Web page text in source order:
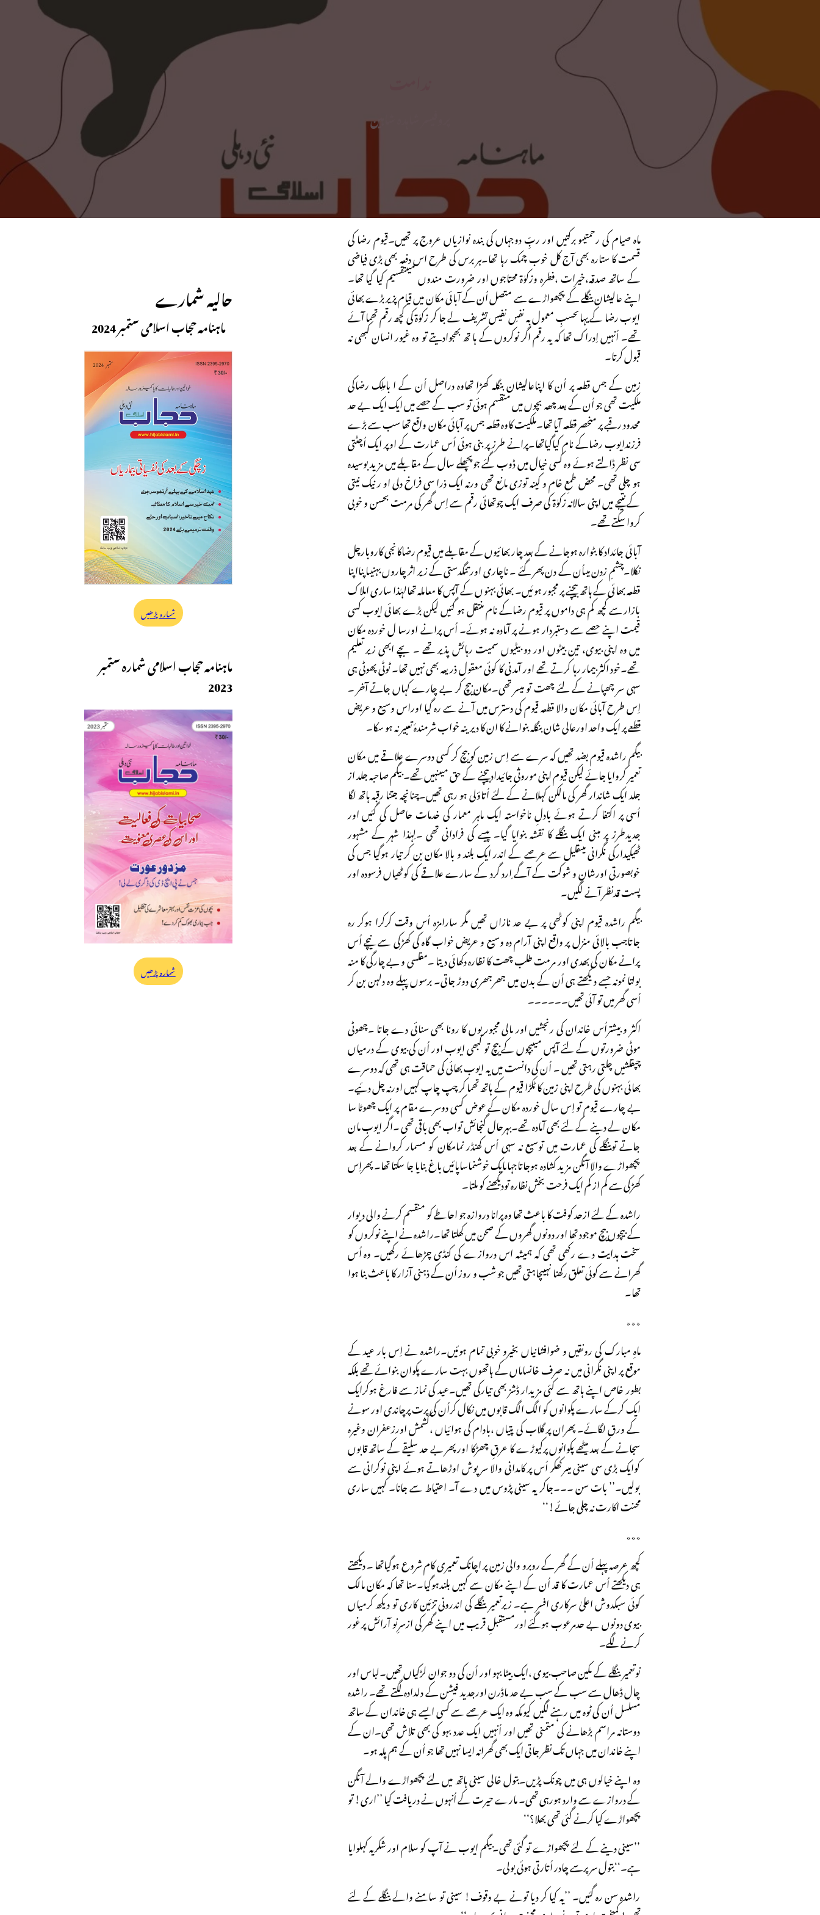
پروفیسر شاہدہ شاہین
ماہ صیام کی رحمتیںو برکتیں اور ربِّ دوجہاں کی بندہ نوازیاں عروج پر تھیں۔قیوم رضا کی
قسمت کا ستارہ بھی آج کل خوب چمک رہا تھا۔ہر برس کی طرح اس دفعہ بھی بڑی فیاضی
کے ساتھ صدقہ،خیرات ،فطرہ وزکوٰۃ محتاجوں اور ضرورت مندوں میںتقسیم کیا گیا تھا۔
اپنے عالیشان بنگلے کے پچھواڑے سے متصل اُن کے آبائی مکان میں قیام پزیر بڑے بھائی
ایوب رضا کے یہاںحسبِ معمول بہ نفسِ نفیس تشریف لے جا کر زکوٰۃ کی کچھ رقم تھما آئے
تھے۔ اُنہیں اِدراک تھا کہ یہ رقم اگر نوکروں کے ہا تھ بھجوادیتے تو وہ غیور انسان کبھی نہ
قبول کرتا۔
زمین کے جس قطعہ پر اُن کا اپناعالیشان بنگلہ کھڑا تھاوہ دراصل اُن کے ا باملِک رضاکی
ملکیت تھی جو اُن کے بعد چھہ بچوں میں منقسم ہوئی تو سب کے حصے میں ایک ایک بے حد
محدود رقبے پر منحصر قطعہ آیا تھا۔ملکیت کاوہ قطعہ جس پر آبائی مکان واقع تھا سب سے بڑے
فرزندایوب رضاکے نام کیاگیاتھا۔پرانے طرز پر بنی ہوئی اُس عمارت کے اوپر ایک اُچٹتی
سی نظر ڈالتے ہوئے وہ کسی خیال میں ڈوب گئے جوپچھلے سال کے مقابلے میں مزید بوسیدہ
ہو چلی تھی۔ محض طمعِ خام و کینہ توزی مانع تھی ورنہ ایک ذرا سی فراخ دلی او ر نیک نیتی
کے نتیجے میں اپنی سالانہ زکوٰۃ کی صرف ایک چوتھائی رقم سے اِس گھر کی مرمت بحسن و خوبی
کروا سکتے تھے۔
آبائی جائداد کا بٹوارہ ہوجانے کے بعد چار بھائیوں کے مقابلے میں قیوم رضاکانجی کاروبارچل
نکلا۔چشمِ زدن میںاُن کے دن پھر گئے ۔ ناچاری اور تنگدستی کے زیر اثر چاروں بہنیںاپنااپنا
قطعہ بھائی کے ہاتھ بیچنے پر مجبور ہوئیں۔ بھائی بہنوں کے آپس کا معاملہ تھالہٰذا ساری املاک
بازار سے کچھ کم ہی داموں پر قیوم رضاکے نام منتقل ہو گئیں لیکن بڑے بھائی ایوب کسی
قیمت اپنے حصے سے دستبردار ہونے پر آمادہ نہ ہوئے۔ اُس پرانے اورسا ل خوردہ مکان
میں وہ اپنی بیوی، تین بیٹوں اور دو بیٹیوں سمیت رہائش پذیر تھے ۔ بچے ابھی زیر تعلیم
تھے۔خود اکثر بیمار رہا کرتے تھے اور آمدنی کا کوئی معقول ذریعہ بھی نہیں تھا۔ ٹوٹی پھوٹی ہی
سہی سر چھپانے کے لئے چھت تو میسر تھی۔مکان بیچ کر بے چارے کہاں جاتے آخر ۔
اِس طرح آبائی مکان والا قطعہ قیوم کی دسترس میں آنے سے رہ گیا اوراس وسیع و عریض
قطعے پر ایک واحد اورعالی شان بنگلہ بنوانے کا ان کا دیرینہ خواب شرمندۂ تعبیر نہ ہو سکا۔
بیگم راشدہ قیوم بضد تھیں کہ سرے سے اِس زمین کوبیچ کر کسی دوسرے علاقے میں مکان
تعمیر کروایا جائے لیکن قیوم اپنی موروثی جائیداد بیچنے کے حق میںنہیں تھے۔ بیگم صاحبہ جلد از
جلد ایک شاندار گھر کی مالکن کہلانے کے لئے اُتاؤلی ہو رہی تھیں۔چنانچہ جتنا رقبہ ہاتھ لگا
اُسی پر اکتفا کرتے ہوئے بادلِ ناخواستہ ایک ماہر معمار کی خدمات حاصل کی گئیں اور
جدیدطرز پر مبنی ایک بنگلے کا نقشہ بنوایا گیا۔ پیسے کی فرادانی تھی ۔لِہٰذا شہر کے مشہور
ٹھیکیدارکی نگرانی میںقلیل سے عرصے کے اندر ایک بلند و بالا مکان بن کر تیار ہوگیا جس کی
خوبصورتی اورشان و شوکت کے آگے ِارد گرد کے سارے علاقے کی کوٹھیاں فرسودہ اور
پست قدنظر آنے لگیں۔
بیگم راشدہ قیوم اپنی کوٹھی پر بے حد نازاں تھیں مگر سارامزہ اُس وقت کرکرا ہوکر رہ
جاتاجب بالائی منزل پر واقع اپنی آرام دہ وسیع و عریض خواب گاہ کی کھڑکی سے نیچے اُس
پرانے مکان کی بھدی اور مرمت طلب چھت کا نظارہ دکھائی دیتا ۔مفلسی و بے چارگی کا منہ
بولتا نمونہ جسے د یکھتے ہی اُن کے بدن میں جھرجھری دوڑ جاتی۔ برسوں پہلے وہ دلہن بن کر
اُسی گھر میں تو آئی تھیں۔۔۔۔۔۔
اکثر و بیشتراُس خاندان کی رنجشیں اور مالی مجبوریوں کا رونا بھی سنائی دے جاتا ۔چھوٹی
موٹی ضرورتوں کے لئے آپس میںبچوں کے بیچ تو کبھی ایوب اور اُن کی بیوی کے درمیاں
چپقلشیں چلتی رہتی تھیں ۔ اُن کی دانست میں یہ ایوب بھائی کی حماقت ہی تھی کہ دوسرے
بھائی بہنوں کی طرح اپنی زمین کا ٹکڑا قیوم کے ہاتھ تھما کر چپ چاپ کہیں اورنہ چل دئیے۔
بے چارے قیوم تو اِس سال خوردہ مکان کے عوض کسی دوسرے مقام پر ایک چھوٹا سا
مکان لے دینے کے لئے بھی آمادہ تھے۔بہرحال گنجائش تواب بھی باقی تھی ۔اگر ایوب مان
جاتے توبنگلے کی عمارت میں توسیع نہ سہی اُس کھنڈر نمامکان کو مسمار کروانے کے بعد
پچھواڑے والا آنگن مزید کشادہ ہوجاتاجہاںایک خوشنماساپائیں باغ بنایا جا سکتا تھا۔ پھراِس
کھڑکی سے کم از کم ایک فرحت بخش نظارہ تودیکھنے کو ملتا۔
راشدہ کے لئے ازحد کوفت کا باعث تھا وہ پرانا دروازہ جو احاطے کو منقسم کرنے والی دیوار
کے بیچوں بیچ موجود تھا اور دونوں گھروں کے صحن میں کھلتا تھا۔راشدہ نے اپنے نوکروں کو
سخت ہدایت دے رکھی تھی کہ ہمیشہ اس دروازے کی کنڈی چڑھائے رکھیں۔ وہ اُس
گھرانے سے کوئی تعلق رکھنا نہیںچاہتی تھیں جو شب و روز اُن کے ذہنی آزار کا باعث بنا ہوا
تھا۔
٭٭٭
ماہِ مبارک کی رونقیں و ضوافشانیاں بخیرو خوبی تمام ہوئیں۔راشدہ نے اِس بار عید کے
موقع پر اپنی نگرانی میں نہ صرف خانساماں کے ہاتھوں بہت سارے پکوان بنوائے تھے بلکہ
بطور خاص اپنے ہاتھ سے کئی مزیدار ڈشز بھی تیارکی تھیں۔عید کی نماز سے فارغ ہوکرایک
ایک کرکے سارے پکوانوں کو الگ الگ قابوں میں نکال کراُن کی پرت پرچاندی اور سونے
کے ورق لگائے۔ پھران پر گلاب کی پتیاں ،بادام کی ہوائیاں ،کشمش اورزعفران وغیرہ
سجانے کے بعد میٹھے پکوانوں پرکیوڑے کا عرقِ چھڑکا اورپھر بے حد سلیقے کے ساتھ قابوں
کوایک بڑی سی سینی میںرکھکر اُس پر کامدانی والا سر پوش اوڑھاتے ہوئے اپنی نوکرانی سے
بولیں۔’’ بات سن ۔۔۔جاکر یہ سینی پڑوس میں دے آ۔ احتیاط سے جانا۔ کہیں ساری
محنت اکارت نہ چلی جائے!‘‘
٭٭٭
کچھ عرصہ پہلے اُن کے گھر کے روبرو والی زمین پر اچانک تعمیری کام شروع ہوگیاتھا ۔ دیکھتے
ہی دیکھتے اُس عمارت کا قد اُن کے اپنے مکان سے کہیں بلندہوگیا۔سنا تھا کہ مکان مالک
کوئی سبکدوش اعلیٰ سرکاری افسر ہے۔ زیرتعمیر بنگلے کی اندرونی تزئین کاری تو دیکھ کرمیاں
بیوی دونوں بے حدمرعوب ہوگئے اورمستقبلِ قریب میں اپنے گھر کی ازسرِنو آرائش پر غور
کرنے لگے۔
نوتعمیر بنگلے کے مکین صاحب بیوی ،ایک بیٹا بہو اور اُن کی دو جوان لڑکیاں تھیں۔لباس اور
چال ڈھال سے سب کے سب بے حد ماڈرن اورجدید فیشن کے دلدادہ لگتے تھے۔ راشدہ
مسلسل اُن کی ٹوہ میں رہنے لگیں کیوںکہ وہ ایک عرصے سے کسی ایسے ہی خاندان کے ساتھ
دوستانہ مراسم بڑھانے کی متمنی تھیں اور اُنہیں ایک عدد بہو کی بھی تلاش تھی۔ان کے
اپنے خاندان میں جہاں تک نظر جاتی ایک بھی گھرانہ ایسا نہیں تھا جو اُن کے ہم پلہ ہو۔
وہ اپنے خیالوں ہی میں چونک پڑیں۔بتول خالی سینی ہاتھ میں لئے پچھواڑے والے آنگن
کے دروازے سے وارد ہورہی تھی۔ مارے حیرت کے اُنہوں نے دریافت کیا ’’اری! تو
پچھواڑے کیا کرنے گئی تھی بھلا؟‘‘
’’سینی دینے کے لئے پچھواڑے تو گئی تھی۔بیگم ایوب نے آپ کو سلام اور شکریہ کہلوایا
ہے۔‘‘بتول سر پرسے چادر اُتارتی ہوئی بولی۔
راشدہ سن رہ گئیں۔ ’’یہ کیا کر دیا تونے بے وقوف! سینی تو سامنے والے بنگلے کے لئے
حالیہ شمارے
ماہنامہ حجاب اسلامی ستمبر 2024
شمارہ پڑھیں
ماہنامہ حجاب اسلامی شمارہ ستمبر
2023
شمارہ پڑھیں